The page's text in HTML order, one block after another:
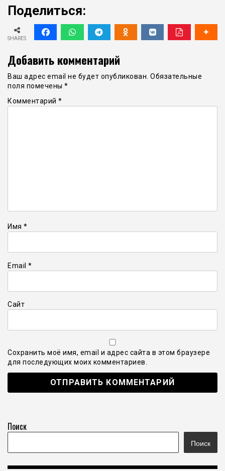
Поделиться:
SHARES
Добавить комментарий
Ваш адрес email не будет опубликован. Обязательные
поля помечены *
Комментарий *
Имя *
Email *
Сайт
Сохранить моё имя, email и адрес сайта в этом браузере
для последующих моих комментариев.
Поиск
Поиск